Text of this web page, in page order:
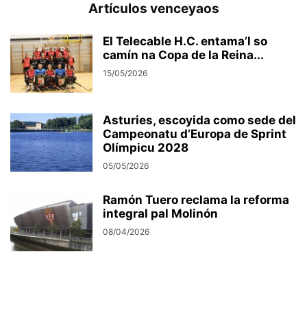
Artículos venceyaos
El Telecable H.C. entama’l so
camín na Copa de la Reina...
15/05/2026
Asturies, escoyida como sede del
Campeonatu d’Europa de Sprint
Olímpicu 2028
05/05/2026
Ramón Tuero reclama la reforma
integral pal Molinón
08/04/2026